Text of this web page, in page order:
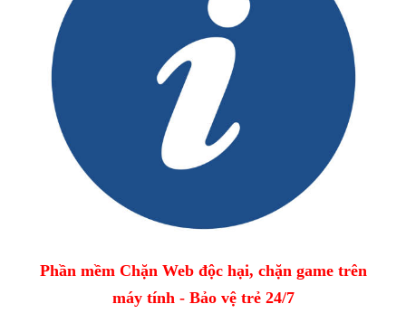
Phần mềm Chặn Web độc hại, chặn game trên
máy tính - Bảo vệ trẻ 24/7